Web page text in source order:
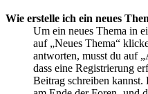
Wie erstelle ich ein neues
Um ein neues Thema in
auf „Neues Thema“
antworten, musst du auf
dass eine Registrierung
Beitrag schreiben